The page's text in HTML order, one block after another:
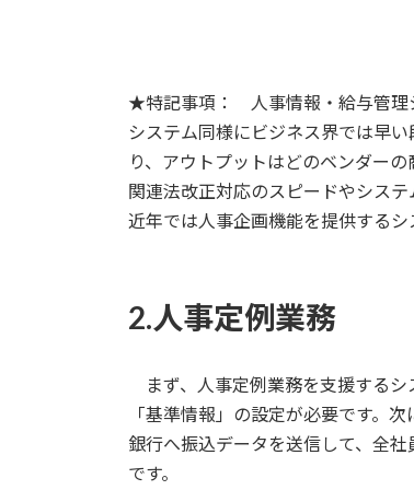
★特記事項： 人事情報・給与管理
システム同様にビジネス界では早
り、アウトプットはどのベンダー
関連法改正対応のスピードやシス
近年では人事企画機能を提供する
2.人事定例業務
まず、人事定例業務を支援するシ
「基準情報」の設定が必要です。
銀行へ振込データを送信して、全
です。